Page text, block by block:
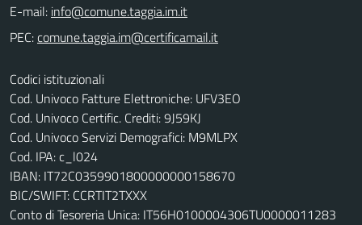
E-mail:
PEC:
Codici istituzionali
Cod. Univoco Fatture Elettroniche: UFV3EO
Cod. Univoco Certific. Crediti: 9J59KJ
Cod. Univoco Servizi Demografici: M9MLPX
Cod. IPA: c_l024
IBAN: IT72C0359901800000000158670
BIC/SWIFT: CCRTIT2TXXX
Conto di Tesoreria Unica: IT56H0100004306TU0000011283